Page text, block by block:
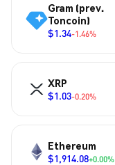
Gram (prev.
Toncoin)
$1.34-1.46%
XRP
$1.03-0.20%
Ethereum
$1,914.08+0.00%